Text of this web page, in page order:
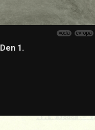
voda evropa
Den 1.